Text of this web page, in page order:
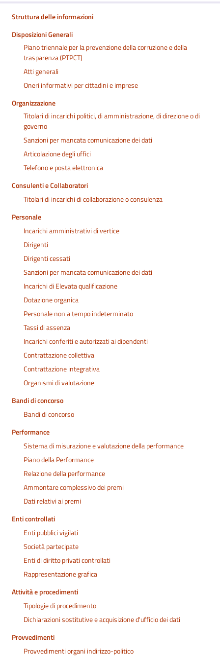
Struttura delle informazioni
Disposizioni Generali
Piano triennale per la prevenzione della corruzione e della
trasparenza (PTPCT)
Atti generali
Oneri informativi per cittadini e imprese
Organizzazione
Titolari di incarichi politici, di amministrazione, di direzione o di
governo
Sanzioni per mancata comunicazione dei dati
Articolazione degli uffici
Telefono e posta elettronica
Consulenti e Collaboratori
Titolari di incarichi di collaborazione o consulenza
Personale
Incarichi amministrativi di vertice
Dirigenti
Dirigenti cessati
Sanzioni per mancata comunicazione dei dati
Incarichi di Elevata qualificazione
Dotazione organica
Personale non a tempo indeterminato
Tassi di assenza
Incarichi conferiti e autorizzati ai dipendenti
Contrattazione collettiva
Contrattazione integrativa
Organismi di valutazione
Bandi di concorso
Bandi di concorso
Performance
Sistema di misurazione e valutazione della performance
Piano della Performance
Relazione della performance
Ammontare complessivo dei premi
Dati relativi ai premi
Enti controllati
Enti pubblici vigilati
Società partecipate
Enti di diritto privati controllati
Rappresentazione grafica
Attività e procedimenti
Tipologie di procedimento
Dichiarazioni sostitutive e acquisizione d'ufficio dei dati
Provvedimenti
Provvedimenti organi indirizzo-politico